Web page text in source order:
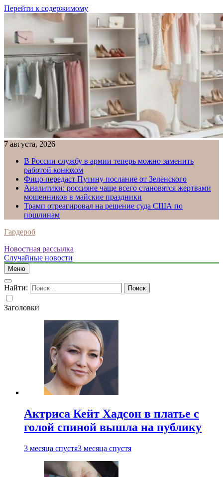
Перейти к содержимому
7 августа, 2026
В России службу в армии теперь можно заменить
работой конюхом
Фицо передаст Путину послание от Зеленского
Аналитики: россияне чаще всего становятся жертвами
мошенников в майские праздники
Трамп отреагировал на решение суда США по
пошлинам
Гардероб
Новостная рассылка
Случайные новости
Меню
Найти:
Заголовки
Актриса Кейт Хадсон в платье с
голой спиной вышла на публику
3 месяца спустя3 месяца спустя